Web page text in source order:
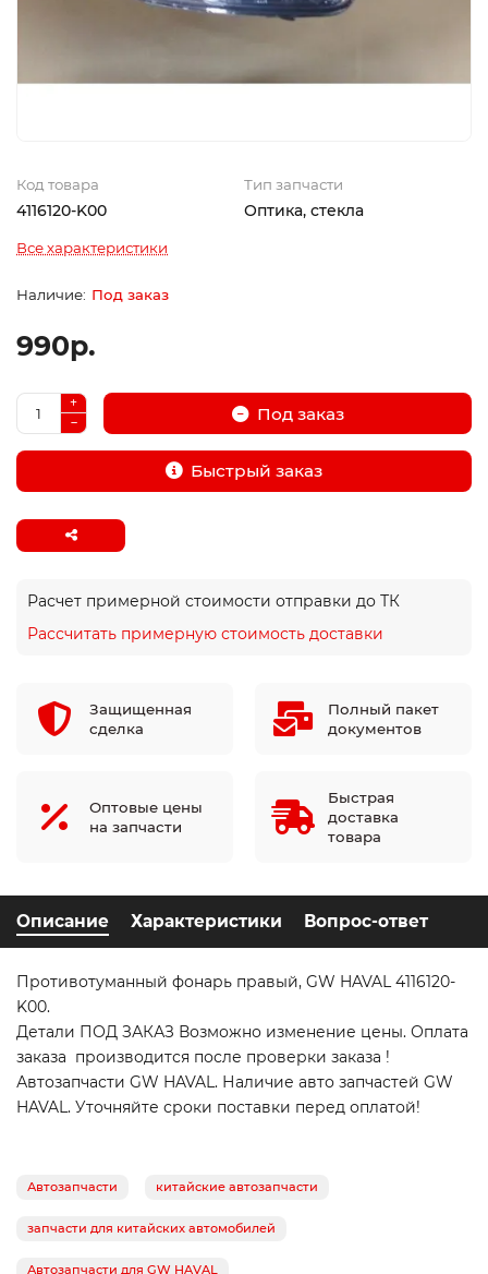
Код товара
4116120-K00
Тип запчасти
Оптика, стекла
Все характеристики
Под заказ
990р.
Под заказ
Быстрый заказ
Расчет примерной стоимости отправки до ТК
Рассчитать примерную стоимость доставки
Защищенная
сделка
Полный пакет
документов
Оптовые цены
на запчасти
Быстрая
доставка
товара
Описание Характеристики Вопрос-ответ
Противотуманный фонарь правый, GW HAVAL 4116120-
K00.
Детали ПОД ЗАКАЗ Возможно изменение цены. Оплата
заказа производится после проверки заказа !
Автозапчасти GW HAVAL. Наличие авто запчастей GW
HAVAL. Уточняйте сроки поставки перед оплатой!
Автозапчасти китайские автозапчасти
запчасти для китайских автомобилей
Автозапчасти для GW HAVAL